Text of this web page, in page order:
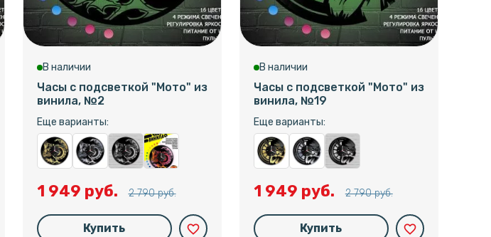
В наличии
Часы с подсветкой "Мото" из
винила, №2
Еще варианты:
1 949 руб. 2 790 руб.
Купить favorite_border
В наличии
Часы с подсветкой "Мото" из
винила, №19
Еще варианты:
1 949 руб. 2 790 руб.
Купить favorite_border